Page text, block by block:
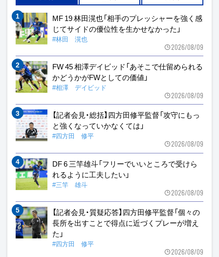
MF 19 林田滉也「相手のプレッシャーを強く感
じてサイドの優位性を生かせなかった」
#林田 滉也
2026/08/09
FW 45 相澤デイビッド「あそこで仕留められる
かどうかがFWとしての価値」
#相澤 デイビッド
2026/08/09
【記者会見・総括】四方田修平監督「攻守にもっ
と強くなっていかなくては」
#四方田 修平
2026/08/09
DF 6 三竿雄斗「フリーでいいところで受けら
れるように工夫したい」
#三竿 雄斗
2026/08/09
【記者会見・質疑応答】四方田修平監督「個々の
長所を出すことで得点に近づくプレーが増え
た」
#四方田 修平
2026/08/09